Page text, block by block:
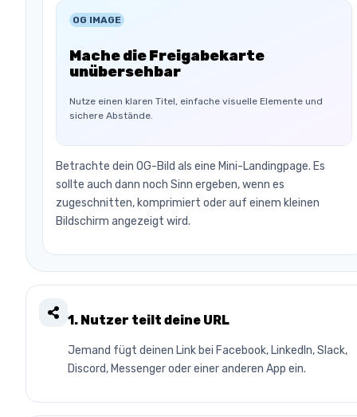
OG IMAGE
Mache die Freigabekarte
unübersehbar
Nutze einen klaren Titel, einfache visuelle Elemente und
sichere Abstände.
Betrachte dein OG-Bild als eine Mini-Landingpage. Es
sollte auch dann noch Sinn ergeben, wenn es
zugeschnitten, komprimiert oder auf einem kleinen
Bildschirm angezeigt wird.
1. Nutzer teilt deine URL
Jemand fügt deinen Link bei Facebook, LinkedIn, Slack,
Discord, Messenger oder einer anderen App ein.